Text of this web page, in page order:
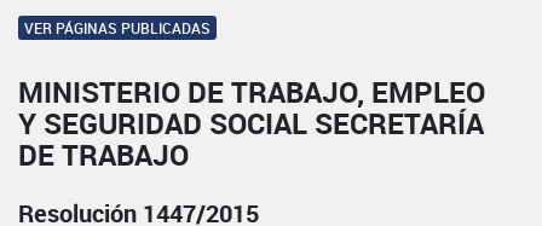
VER PÁGINAS PUBLICADAS
MINISTERIO DE TRABAJO, EMPLEO
Y SEGURIDAD SOCIAL SECRETARÍA
DE TRABAJO
Resolución 1447/2015